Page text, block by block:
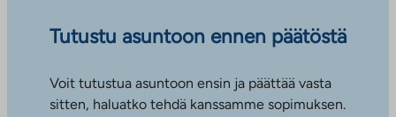
Tutustu asuntoon ennen päätöstä
Voit tutustua asuntoon ensin ja päättää vasta
sitten, haluatko tehdä kanssamme sopimuksen.